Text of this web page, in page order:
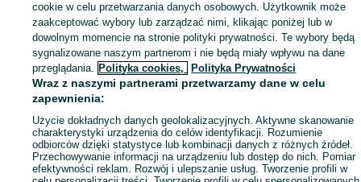
Popularne wyszukiwania
cookie w celu przetwarzania danych osobowych. Użytkownik może
zaakceptować wybory lub zarządzać nimi, klikając poniżej lub w
dowolnym momencie na stronie polityki prywatności. Te wybory będą
sygnalizowane naszym partnerom i nie będą miały wpływu na dane
przeglądania. Polityka cookies, Polityka Prywatności
Wraz z naszymi partnerami przetwarzamy dane w celu
zapewnienia:
Użycie dokładnych danych geolokalizacyjnych. Aktywne skanowanie
charakterystyki urządzenia do celów identyfikacji. Rozumienie
odbiorców dzięki statystyce lub kombinacji danych z różnych źródeł.
Przechowywanie informacji na urządzeniu lub dostęp do nich. Pomiar
efektywności reklam. Rozwój i ulepszanie usług. Tworzenie profili w